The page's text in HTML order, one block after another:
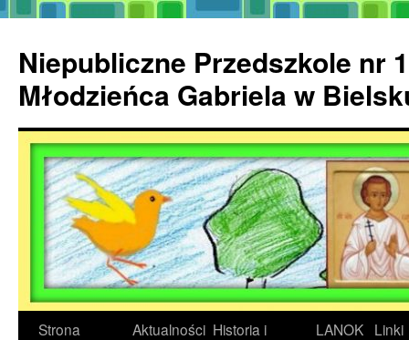
treści
Niepubliczne Przedszkole nr
Młodzieńca Gabriela w
Strona
Aktualności Historia i
LANOK Linki